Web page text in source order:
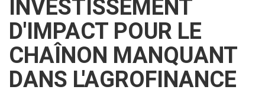
INVESTISSEMENT
D'IMPACT POUR LE
CHAÎNON MANQUANT
DANS L'AGROFINANCE